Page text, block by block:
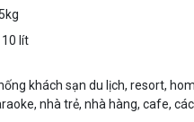
lít
khách sạn du lịch, resort,
nhà trẻ, nhà hàng, cafe, các